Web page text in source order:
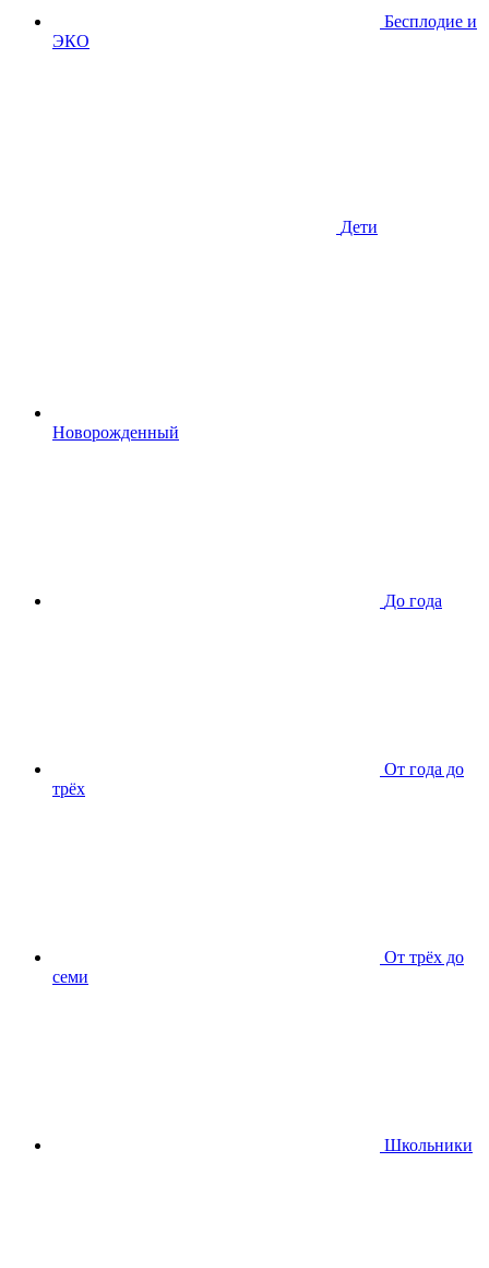
Бесплодие и
ЭКО
Дети
Новорожденный
До года
От года до
трёх
От трёх до
семи
Школьники